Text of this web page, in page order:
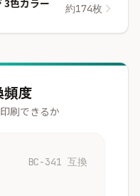
3色カラー 約174枚
度
刷できるか
BC-341 互換